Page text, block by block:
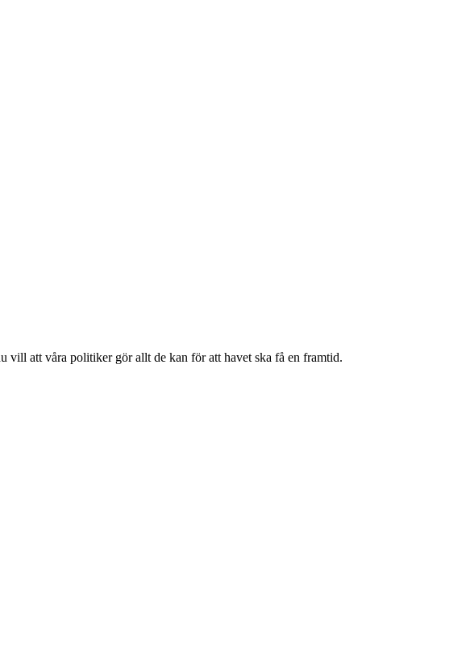
vill att våra politiker gör allt de kan för att havet ska få en framtid.